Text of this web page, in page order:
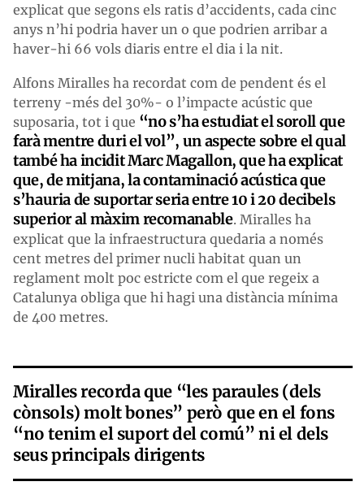
explicat que segons els ratis d’accidents, cada cinc
anys n’hi podria haver un o que podrien arribar a
haver-hi 66 vols diaris entre el dia i la nit.
Alfons Miralles ha recordat com de pendent és el
terreny -més del 30%- o l’impacte acústic que
suposaria, tot i que “no s’ha estudiat el soroll que
farà mentre duri el vol”, un aspecte sobre el qual
també ha incidit Marc Magallon, que ha explicat
que, de mitjana, la contaminació acústica que
s’hauria de suportar seria entre 10 i 20 decibels
superior al màxim recomanable. Miralles ha
explicat que la infraestructura quedaria a només
cent metres del primer nucli habitat quan un
reglament molt poc estricte com el que regeix a
Catalunya obliga que hi hagi una distància mínima
de 400 metres.
Miralles recorda que “les paraules (dels
cònsols) molt bones” però que en el fons
“no tenim el suport del comú” ni el dels
seus principals dirigents